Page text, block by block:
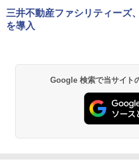
三井不動産ファシリティーズ
を導入
Google 検索で当サイト